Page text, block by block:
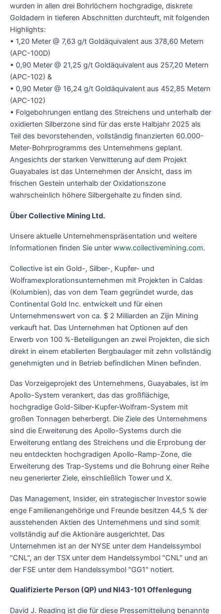
wurden in allen drei Bohrlöchern hochgradige, diskrete
Goldadern in tieferen Abschnitten durchteuft, mit folgenden
Highlights:
• 1,20 Meter @ 7,63 g/t Goldäquivalent aus 378,60 Metern
(APC-100D)
• 0,90 Meter @ 21,25 g/t Goldäquivalent aus 257,20 Metern
(APC-102) &
• 0,90 Meter @ 16,24 g/t Goldäquivalent aus 452,85 Metern
(APC-102)
• Folgebohrungen entlang des Streichens und unterhalb der
oxidierten Silberzone sind für das erste Halbjahr 2025 als
Teil des bevorstehenden, vollständig finanzierten 60.000-
Meter-Bohrprogramms des Unternehmens geplant.
Angesichts der starken Verwitterung auf dem Projekt
Guayabales ist das Unternehmen der Ansicht, dass im
frischen Gestein unterhalb der Oxidationszone
wahrscheinlich höhere Silbergehalte zu finden sind.
Über Collective Mining Ltd.
Unsere aktuelle Unternehmenspräsentation und weitere
Informationen finden Sie unter www.collectivemining.com.
Collective ist ein Gold-, Silber-, Kupfer- und
Wolframexplorationsunternehmen mit Projekten in Caldas
(Kolumbien), das von dem Team gegründet wurde, das
Continental Gold Inc. entwickelt und für einen
Unternehmenswert von ca. $ 2 Milliarden an Zijin Mining
verkauft hat. Das Unternehmen hat Optionen auf den
Erwerb von 100 %-Beteiligungen an zwei Projekten, die sich
direkt in einem etablierten Bergbaulager mit zehn vollständig
genehmigten und in Betrieb befindlichen Minen befinden.
Das Vorzeigeprojekt des Unternehmens, Guayabales, ist im
Apollo-System verankert, das das großflächige,
hochgradige Gold-Silber-Kupfer-Wolfram-System mit
großen Tonnagen beherbergt. Die Ziele des Unternehmens
sind die Erweiterung des Apollo-Systems durch die
Erweiterung entlang des Streichens und die Erprobung der
neu entdeckten hochgradigen Apollo-Ramp-Zone, die
Erweiterung des Trap-Systems und die Bohrung einer Reihe
neu generierter Ziele, einschließlich Tower und X.
Das Management, Insider, ein strategischer Investor sowie
enge Familienangehörige und Freunde besitzen 44,5 % der
ausstehenden Aktien des Unternehmens und sind somit
vollständig auf die Aktionäre ausgerichtet. Das
Unternehmen ist an der NYSE unter dem Handelssymbol
"CNL", an der TSX unter dem Handelssymbol "CNL" und an
der FSE unter dem Handelssymbol "GG1" notiert.
Qualifizierte Person (QP) und NI43-101 Offenlegung
David J. Reading ist die für diese Pressemitteilung benannte